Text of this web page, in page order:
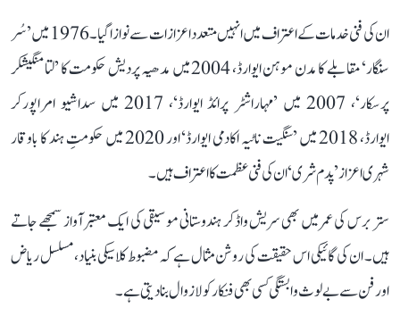
ان کی فنی خدمات کے اعتراف میں انہیں متعدد اعزازات سے نوازا گیا۔ 1976 میں ’سُر
سنگار‘ مقابلے کا مدن موہن ایوارڈ، 2004 میں مدھیہ پردیش حکومت کا ’لتا منگیشکر
پرسکار‘، 2007 میں ’مہاراشٹر پرائڈ ایوارڈ‘، 2017 میں سداشیو امراپورکر
ایوارڈ، 2018 میں ’سنگیت ناٹیہ اکادمی ایوارڈ‘ اور 2020 میں حکومتِ ہند کا باوقار
شہری اعزاز ’پدم شری‘ ان کی فنی عظمت کا اعتراف ہیں۔
ستر برس کی عمر میں بھی سریش واڈکر ہندوستانی موسیقی کی ایک معتبر آواز سمجھے جاتے
ہیں۔ ان کی گائیکی اس حقیقت کی روشن مثال ہے کہ مضبوط کلاسیکی بنیاد، مسلسل ریاض
اور فن سے بے لوث وابستگی کسی بھی فنکار کو لازوال بنا دیتی ہے۔